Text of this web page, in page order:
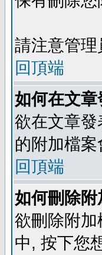
請注意管
回頂端
如何在文
欲在文章
的附加檔
回頂端
如何刪除
欲刪除附
中, 按下您